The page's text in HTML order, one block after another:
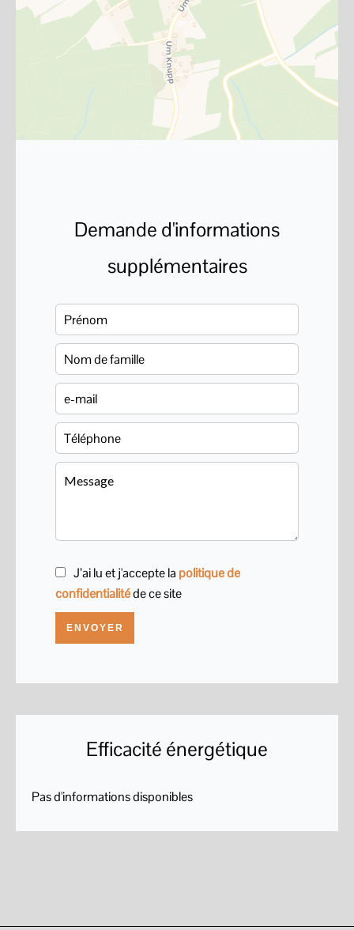
Demande d'informations
supplémentaires
J’ai lu et j'accepte la politique de
confidentialitéde ce site
ENVOYER
Efficacité énergétique
Pas d'informations disponibles